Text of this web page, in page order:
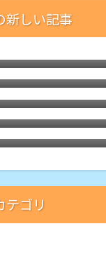
新しい記事
食感良し・費用
シュを外注修理
た
」を2度
ンタを元のボ
リは一旦止め、
テゴリ